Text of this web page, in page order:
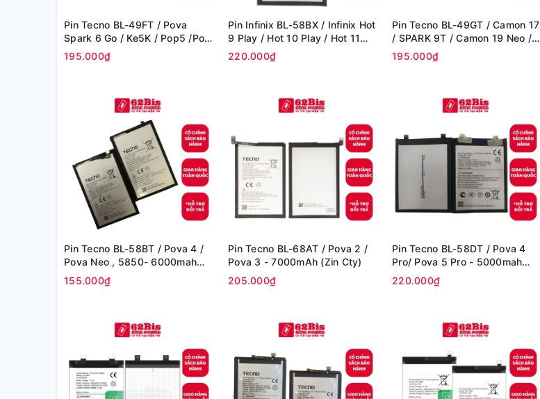
Pin Tecno BL-49FT / Pova
Spark 6 Go / Ke5K / Pop5 /Pop
5lite ( Zin Cty)
195.000₫
Pin Infinix BL-58BX / Infinix Hot
9 Play / Hot 10 Play / Hot 11
Play / Hot 12 Play , 6000mAh
(Zin Cty)
220.000₫
Pin Tecno BL-49GT / Camon 17
/ SPARK 9T / Camon 19 Neo /
Camon 18 / Camon 18T (Zin
195.000₫
Pin Tecno BL-58BT / Pova 4 /
Pova Neo , 5850- 6000mah
(Zin Cty)
155.000₫
Pin Tecno BL-68AT / Pova 2 /
Pova 3 - 7000mAh (Zin Cty)
205.000₫
Pin Tecno BL-58DT / Pova 4
Pro/ Pova 5 Pro - 5000mah
(Zin Cty)
220.000₫